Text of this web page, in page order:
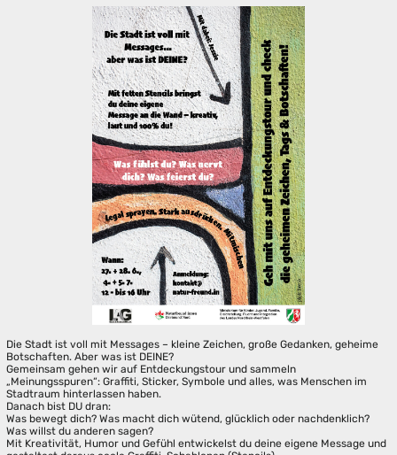
Die Stadt ist voll mit Messages – kleine Zeichen, große Gedanken, geheime
Botschaften. Aber was ist DEINE?
Gemeinsam gehen wir auf Entdeckungstour und sammeln
„Meinungsspuren“: Graffiti, Sticker, Symbole und alles, was Menschen im
Stadtraum hinterlassen haben.
Danach bist DU dran:
Was bewegt dich? Was macht dich wütend, glücklich oder nachdenklich?
Was willst du anderen sagen?
Mit Kreativität, Humor und Gefühl entwickelst du deine eigene Message und